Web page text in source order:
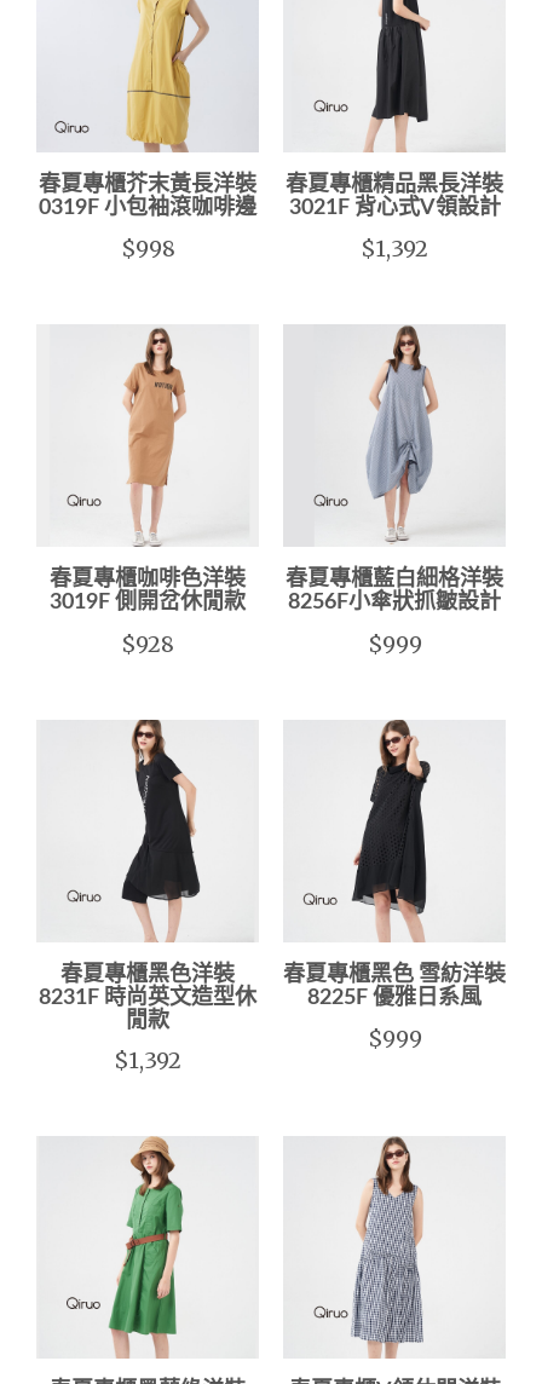
春夏專櫃芥末黃長洋裝
0319F 小包袖滾咖啡邊
$998
春夏專櫃精品黑長洋裝
3021F 背心式V領設計
$1,392
春夏專櫃咖啡色洋裝
3019F 側開岔休閒款
$928
春夏專櫃藍白細格洋裝
8256F小傘狀抓皺設計
$999
春夏專櫃黑色洋裝
8231F 時尚英文造型休
閒款
$1,392
春夏專櫃黑色 雪紡洋裝
8225F 優雅日系風
$999